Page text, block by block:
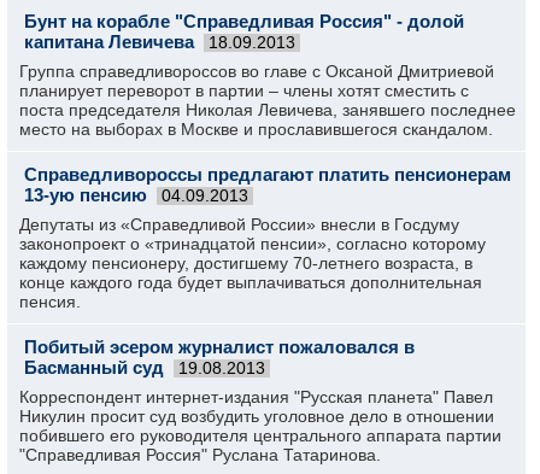
Бунт на корабле "Справедливая Россия" - долой
капитана Левичева
18.09.2013
Группа справедливороссов во главе с Оксаной Дмитриевой
планирует переворот в партии – члены хотят сместить с
поста председателя Николая Левичева, занявшего последнее
место на выборах в Москве и прославившегося скандалом.
Справедливороссы предлагают платить пенсионерам
13-ую пенсию
04.09.2013
Депутаты из «Справедливой России» внесли в Госдуму
законопроект о «тринадцатой пенсии», согласно которому
каждому пенсионеру, достигшему 70-летнего возраста, в
конце каждого года будет выплачиваться дополнительная
пенсия.
Побитый эсером журналист пожаловался в
Басманный суд
19.08.2013
Корреспондент интернет-издания "Русская планета" Павел
Никулин просит суд возбудить уголовное дело в отношении
побившего его руководителя центрального аппарата партии
"Справедливая Россия" Руслана Татаринова.